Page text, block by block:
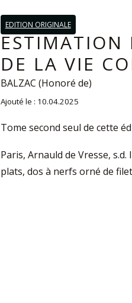
EDITION ORIGINALE
ESTIMATION
DE LA VIE
BALZAC (Honoré de)
Ajouté le : 10.04.2025
Tome second seul de cette
Paris, Arnauld de Vresse,
plats, dos à nerfs orné de